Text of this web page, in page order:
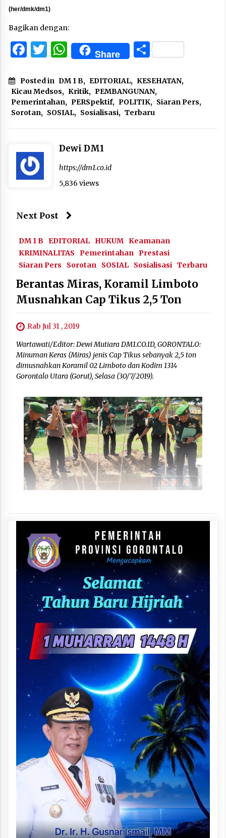
(her/dmk/dm1)
Bagikan dengan:
Facebook
Twitter
WhatsApp
Share Share
Posted in DM 1 B, EDITORIAL, KESEHATAN,
Kicau Medsos, Kritik, PEMBANGUNAN,
Pemerintahan, PERSpektif, POLITIK, Siaran Pers,
Sorotan, SOSIAL, Sosialisasi, Terbaru
Dewi DM1
https://dm1.co.id
5,836 views
Next Post
DM 1 B EDITORIAL HUKUM Keamanan
KRIMINALITAS
Pemerintahan Prestasi
Siaran Pers
Sorotan SOSIAL Sosialisasi Terbaru
Berantas Miras, Koramil Limboto
Musnahkan Cap Tikus 2,5 Ton
Rab Jul 31 , 2019
Wartawati/Editor: Dewi Mutiara DM1.CO.ID, GORONTALO:
Minuman Keras (Miras) jenis Cap Tikus sebanyak 2,5 ton
dimusnahkan Koramil 02 Limboto dan Kodim 1314
Gorontalo Utara (Gorut), Selasa (30/7/2019).